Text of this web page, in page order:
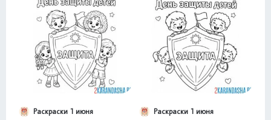
Раскраски 1 июня Раскраски 1 июня